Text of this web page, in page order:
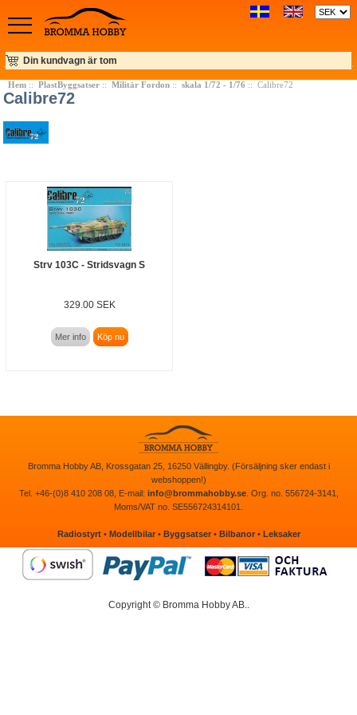
Din kundvagn är tom
Hem:: PlastByggsatser:: Militär Fordon:: skala 1/72 - 1/76 :: Calibre72
Calibre72
Strv 103C - Stridsvagn S
329.00 SEK
Mer info Köp nu
Bromma Hobby AB, Krossgatan 25, 16250 Vällingby. (Försäljning sker endast i
webshoppen!)
Tel. +46-(0)8 410 208 08, E-mail: info@brommahobby.se. Org. no. 556724-3141,
Moms/VAT no. SE556724314101.
Radiostyrt• Modellbilar• Byggsatser• Bilbanor• Leksaker
Copyright © Bromma Hobby AB..